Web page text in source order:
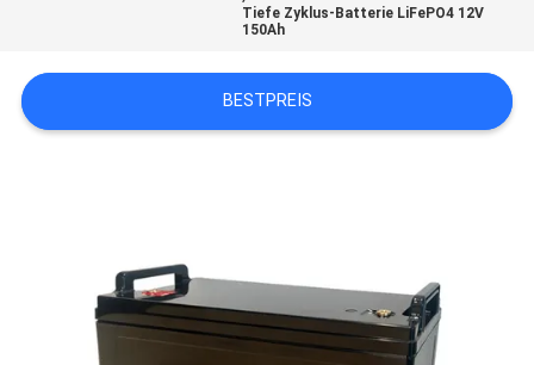
PRIVACY
Tiefe Zyklus-Batterie LiFePO4 12V
150Ah
BESTPREIS